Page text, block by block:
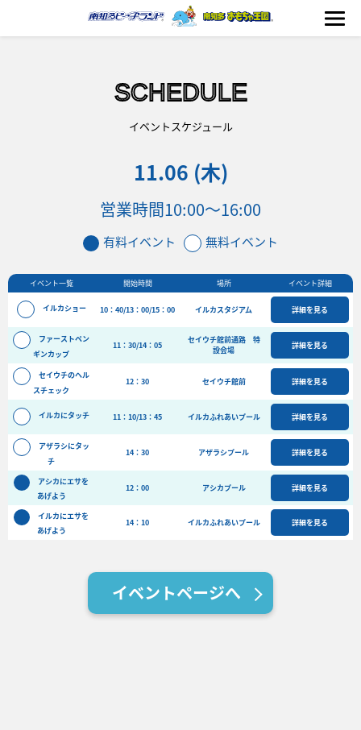
イベント
フード&ショップ
海の生きもの
おもちゃ王国
よくある質問
団体向けプラン情報 ビーチランド支援プログラム
SCHEDULE
イベントスケジュール
11.06 (木)
営業時間10:00～16:00
有料イベント 無料イベント
イベント一覧 開始時間 場所 イベント詳細
イルカショー 10：40/13：00/15：00 イルカスタジアム 詳細を見る
ファーストペン
ギンカップ
11：30/14：05
セイウチ館前通路 特
設会場
詳細を見る
セイウチのヘル
スチェック
12：30 セイウチ館前 詳細を見る
イルカにタッチ 11：10/13：45 イルカふれあいプール 詳細を見る
アザラシにタッ
チ
14：30 アザラシプール 詳細を見る
アシカにエサを
あげよう
12：00 アシカプール 詳細を見る
イルカにエサを
あげよう
14：10 イルカふれあいプール 詳細を見る
イベントページへ